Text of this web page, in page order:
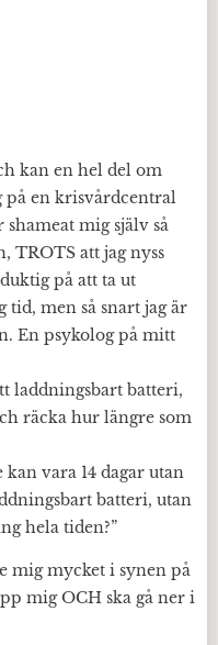
kan en hel del om
på en krisvårdcentral
mig själv så
TROTS att jag nyss
på att ta ut
men så snart jag är
En psykolog på mitt
laddningsbart batteri,
räcka hur längre som
vara 14 dagar utan
batteri, utan
hela tiden?”
mig mycket i synen på
mig OCH ska gå ner i